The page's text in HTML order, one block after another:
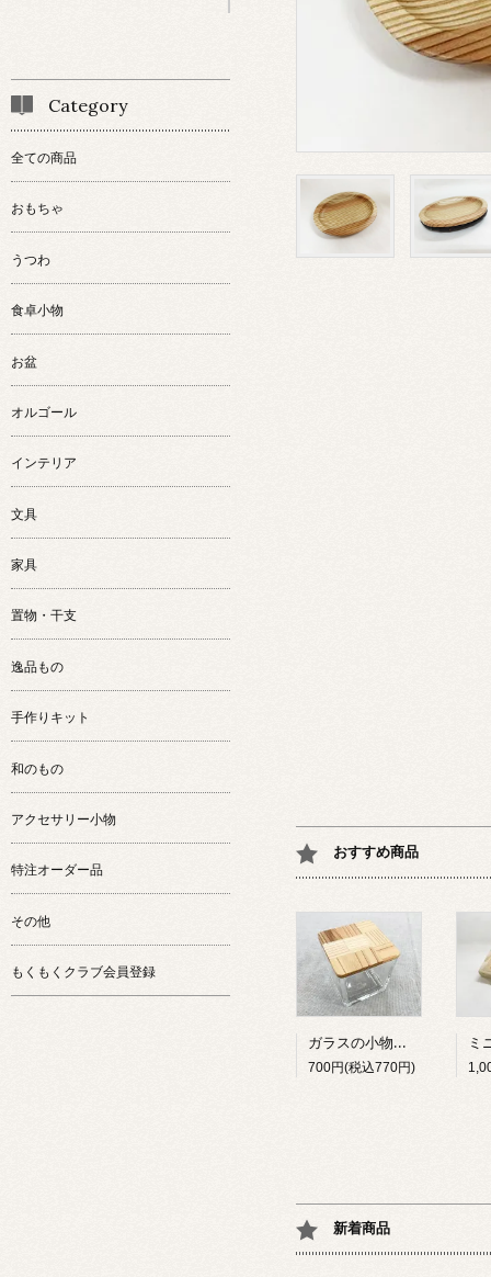
おすすめ商品
ガラスの小物入れ（大）
700円(税込770円)
新着商品
Category
全ての商品
おもちゃ
うつわ
食卓小物
お盆
オルゴール
インテリア
文具
家具
置物・干支
逸品もの
手作りキット
和のもの
アクセサリー小物
特注オーダー品
その他
もくもくクラブ会員登録